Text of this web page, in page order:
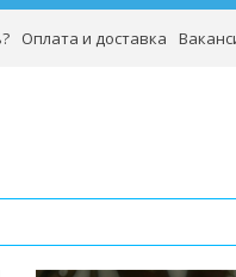
Оплата и доставка